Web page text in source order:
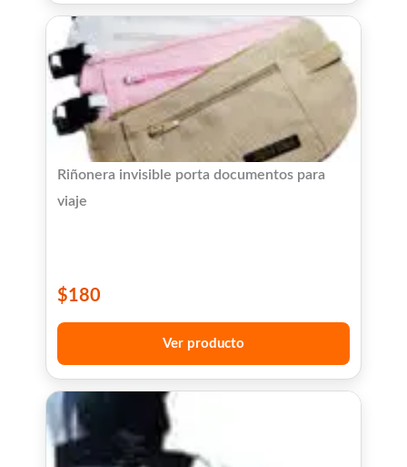
Riñonera invisible porta documentos para
viaje
$180
Ver producto